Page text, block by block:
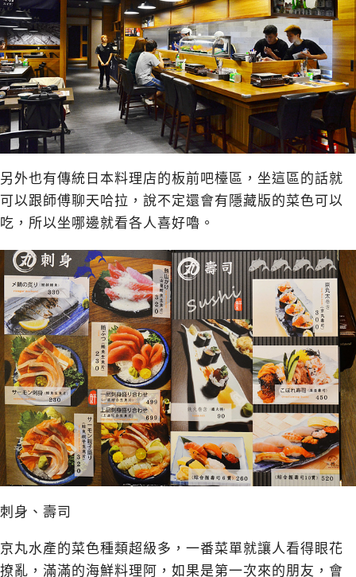
另外也有傳統日本料理店的板前吧檯區，坐這區的話就
可以跟師傅聊天哈拉，說不定還會有隱藏版的菜色可以
吃，所以坐哪邊就看各人喜好嚕。
刺身、壽司
京丸水產的菜色種類超級多，一番菜單就讓人看得眼花
撩亂，滿滿的海鮮料理阿，如果是第一次來的朋友，會